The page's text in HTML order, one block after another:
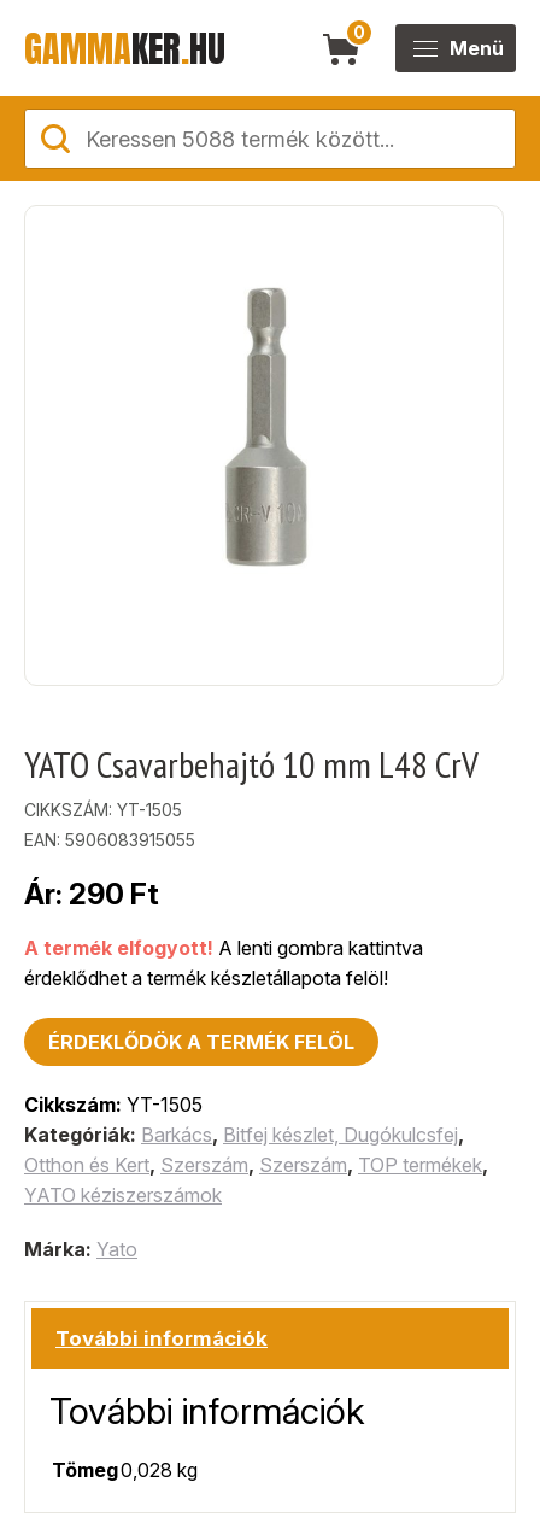
GAMMAKER.HU 0
Menü
YATO Csavarbehajtó 10 mm L48 CrV
CIKKSZÁM: YT-1505
EAN: 5906083915055
Ár: 290 Ft
A termék elfogyott! A lenti gombra kattintva
érdeklődhet a termék készletállapota felöl!
ÉRDEKLŐDÖK A TERMÉK FELÖL
Cikkszám: YT-1505
Kategóriák: Barkács, Bitfej készlet, Dugókulcsfej,
Otthon és Kert, Szerszám, Szerszám, TOP termékek,
YATO kéziszerszámok
Márka: Yato
További információk
További információk
Tömeg0,028 kg